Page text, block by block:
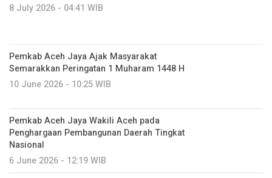
8 July 2026 - 04:41 WIB
Pemkab Aceh Jaya Ajak Masyarakat
Semarakkan Peringatan 1 Muharam 1448 H
10 June 2026 - 10:25 WIB
Pemkab Aceh Jaya Wakili Aceh pada
Penghargaan Pembangunan Daerah Tingkat
Nasional
6 June 2026 - 12:19 WIB